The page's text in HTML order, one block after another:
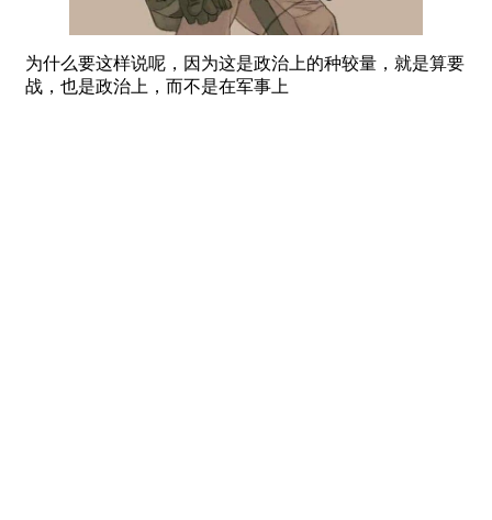
为什么要这样说呢，因为这是政治上的种较量，就是算要
战，也是政治上，而不是在军事上